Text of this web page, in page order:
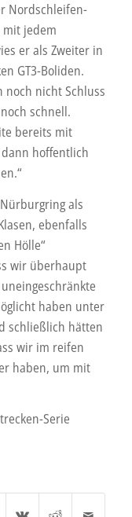
Nordschleifen-
mit jedem
er als Zweiter in
GT3-Boliden.
noch nicht Schluss
schnell.
bereits mit
hoffentlich
als
ebenfalls
Hölle“
wir überhaupt
haben unter
schließlich hätten
wir im reifen
haben, um mit
Serie